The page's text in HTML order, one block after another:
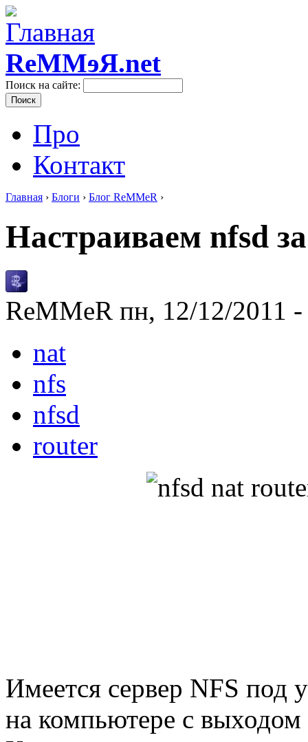
ReMMɘЯ.net
Поиск на сайте:
Про
Контакт
Главная › Блоги › Блог ReMMeR ›
Настраиваем nfsd
ReMMeR пн, 12/12/2011
nat
nfs
nfsd
router
Имеется сервер NFS под
на компьютере с выходом